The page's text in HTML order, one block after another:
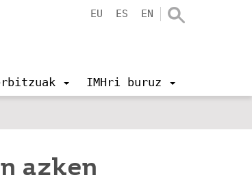
EU ES EN
IMHri buruz
azken